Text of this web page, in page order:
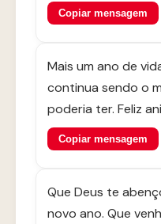
Copiar mensagem
Mais um ano de
continua sendo o
poderia ter. Feliz
Copiar mensagem
Que Deus te
novo ano. Que